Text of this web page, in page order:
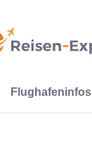
Flughafeninfos